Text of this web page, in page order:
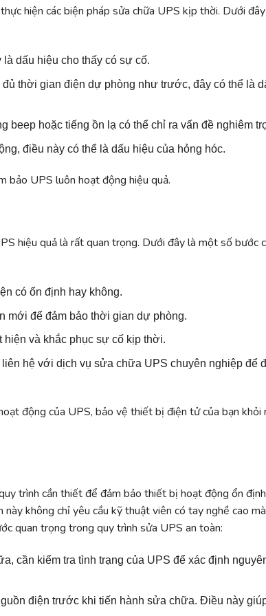
hiện các biện pháp sửa chữa UPS kịp thời. Dưới
dấu hiệu cho thấy có sự cố.
thời gian điện dự phòng như trước, đây có thể là
beep hoặc tiếng ồn lạ có thể chỉ ra vấn đề nghiêm
điều này có thể là dấu hiệu của hỏng hóc.
bảo UPS luôn hoạt động hiệu quả.
hiệu quả là rất quan trọng. Dưới đây là một số bước
có ổn định hay không.
mới để đảm bảo thời gian dự phòng.
và khắc phục sự cố kịp thời.
hệ với dịch vụ sửa chữa UPS chuyên nghiệp để
động của UPS, bảo vệ thiết bị điện tử của bạn khỏi
trình cần thiết để đảm bảo thiết bị hoạt động ổn
không chỉ yêu cầu kỹ thuật viên có tay nghề cao
quan trọng trong quy trình sửa UPS an toàn:
cần kiểm tra tình trạng của UPS để xác định
điện trước khi tiến hành sửa chữa. Điều này